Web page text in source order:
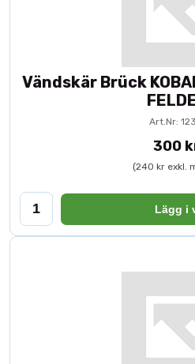
Vändskär Brück
Art.Nr:
300
(240 kr exkl.
Lägg i